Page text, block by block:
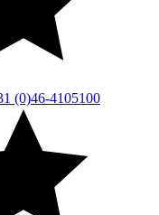
(0)46-4105100